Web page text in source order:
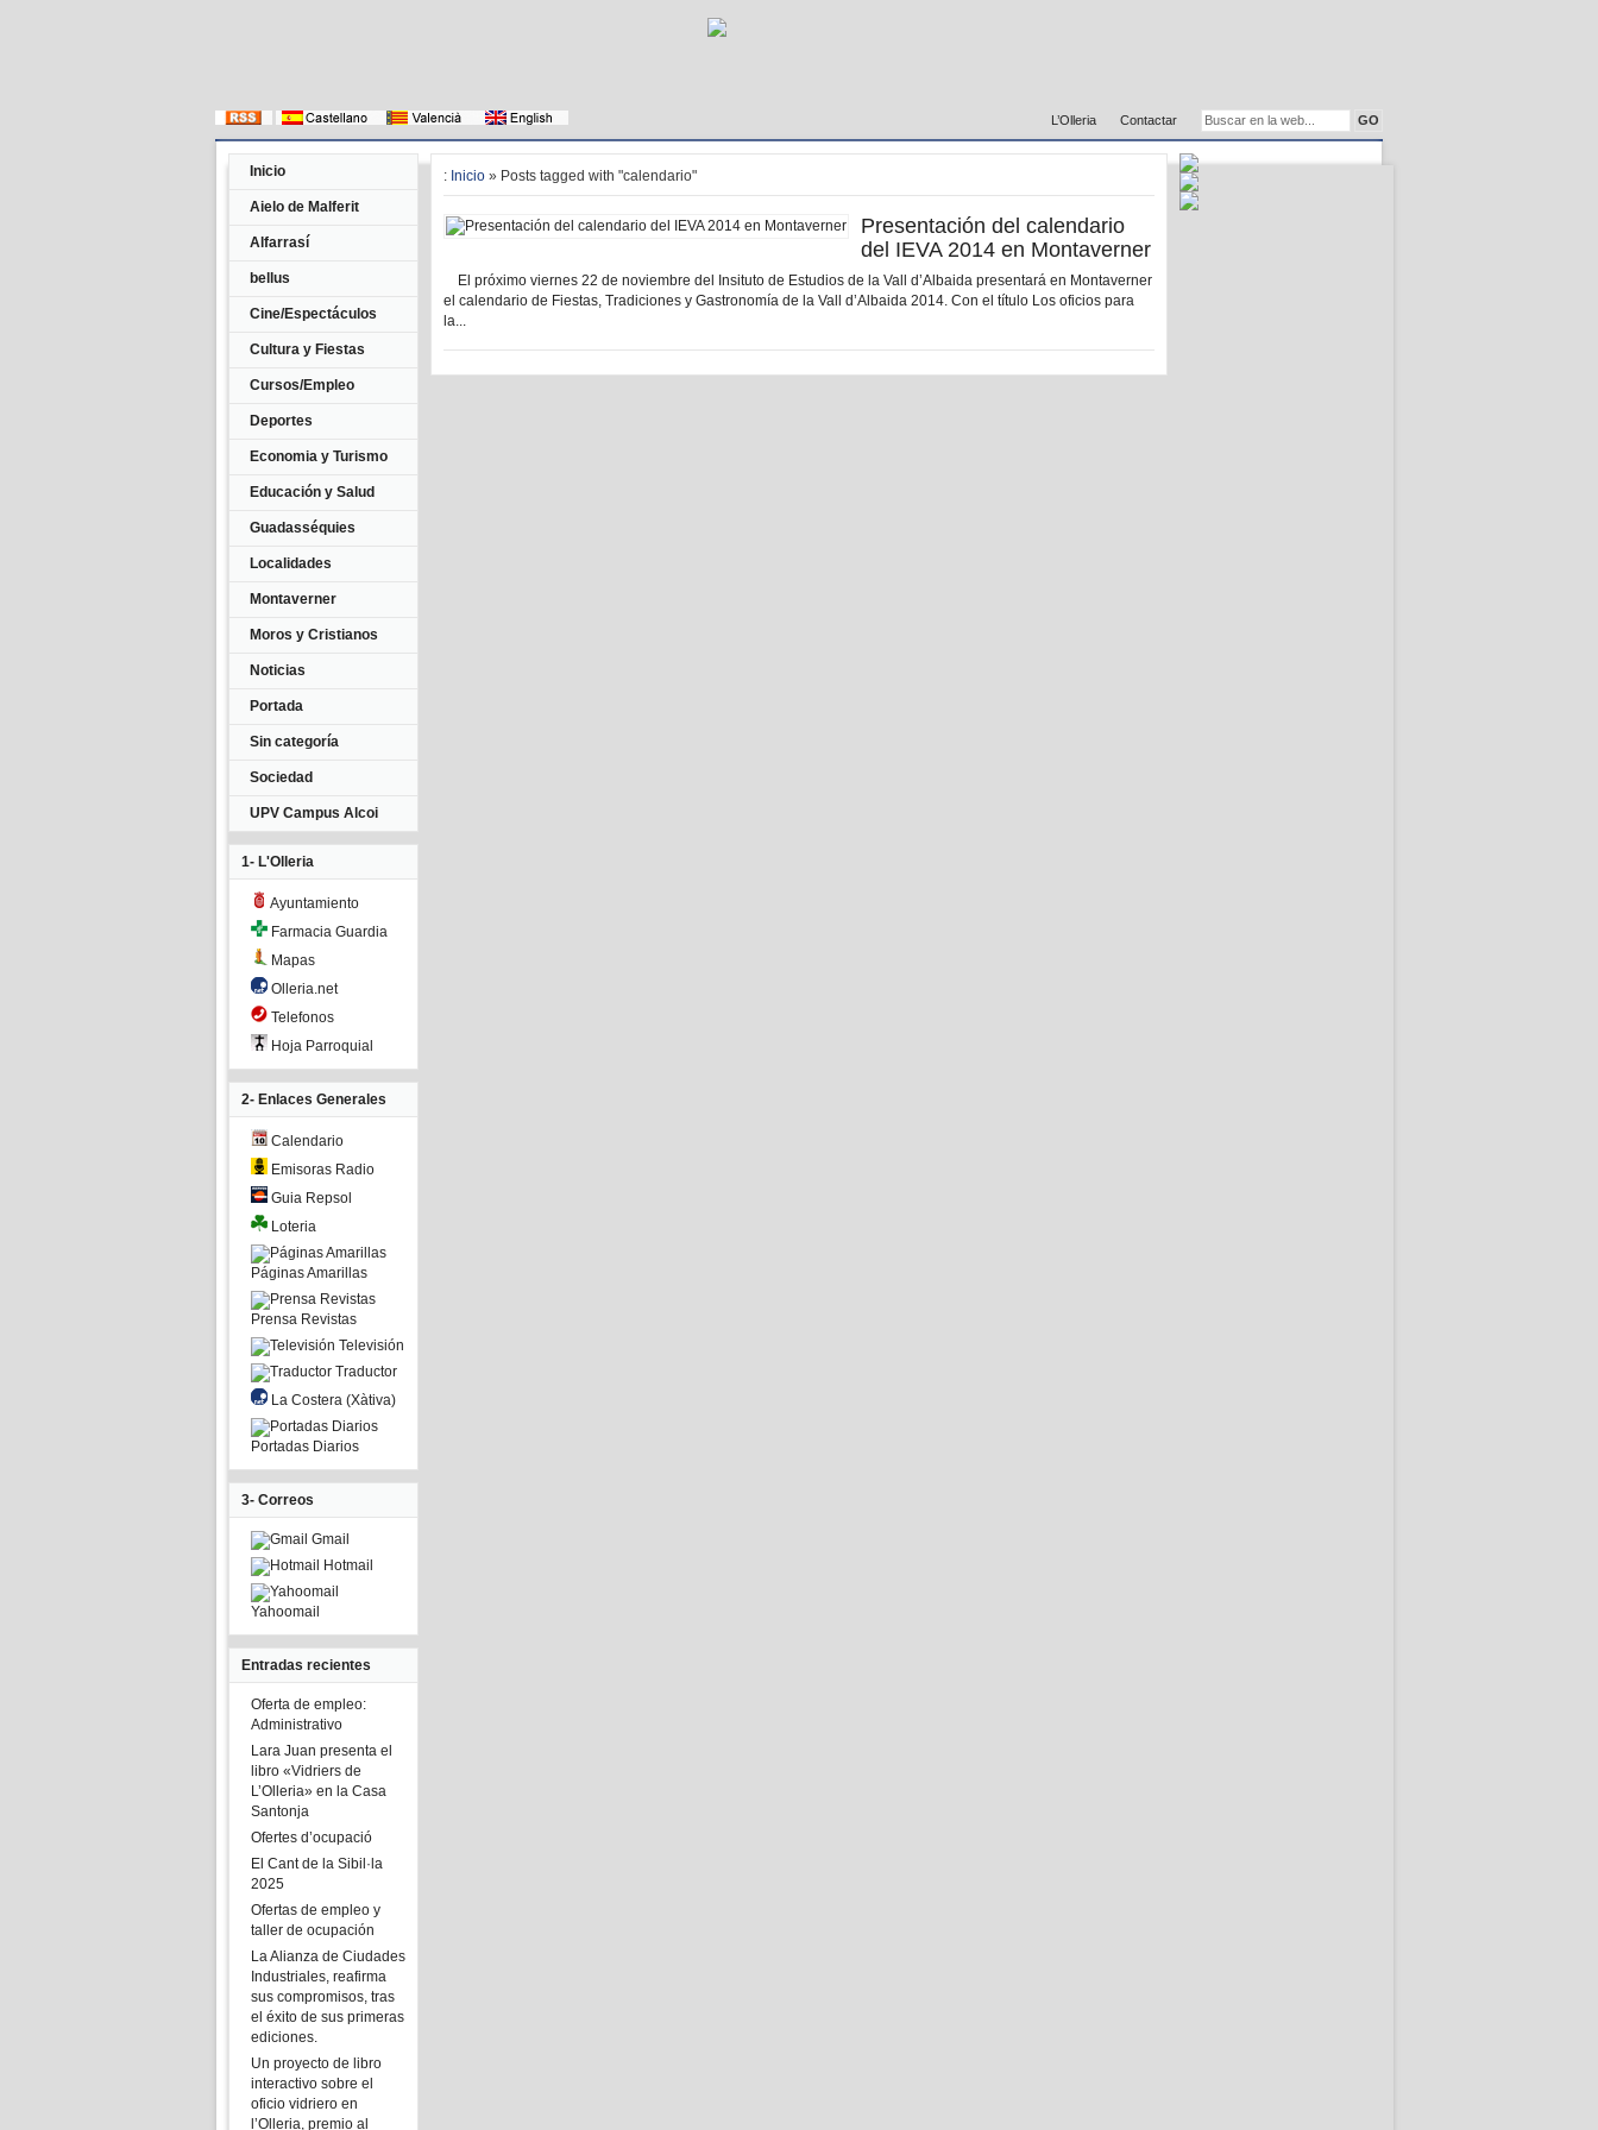
L’Olleria Contactar
Inicio
Aielo de Malferit
Alfarrasí
bellus
Cine/Espectáculos
Cultura y Fiestas
Cursos/Empleo
Deportes
Economia y Turismo
Educación y Salud
Guadasséquies
Localidades
Montaverner
Moros y Cristianos
Noticias
Portada
Sin categoría
Sociedad
UPV Campus Alcoi
1- L'Olleria
Ayuntamiento
Farmacia Guardia
Mapas
Olleria.net
Telefonos
Hoja Parroquial
2- Enlaces Generales
Calendario
Emisoras Radio
Guia Repsol
Loteria
Páginas Amarillas
Prensa Revistas
Televisión
Traductor
La Costera (Xàtiva)
Portadas Diarios
3- Correos
Gmail
Hotmail
Yahoomail
Entradas recientes
Oferta de empleo:
Administrativo
Lara Juan presenta el
libro «Vidriers de
L’Olleria» en la Casa
Santonja
Ofertes d’ocupació
El Cant de la Sibil·la
2025
Ofertas de empleo y
taller de ocupación
La Alianza de Ciudades
Industriales, reafirma
sus compromisos, tras
el éxito de sus primeras
ediciones.
Un proyecto de libro
interactivo sobre el
oficio vidriero en
l’Olleria, premio al
: Inicio » Posts tagged with "calendario"
Presentación del calendario
del IEVA 2014 en Montaverner
El próximo viernes 22 de noviembre del Insituto de Estudios de la Vall d’Albaida presentará en Montaverner
el calendario de Fiestas, Tradiciones y Gastronomía de la Vall d’Albaida 2014. Con el título Los oficios para
la...